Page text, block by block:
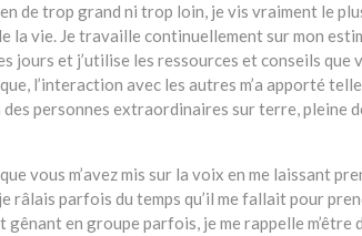
de trop grand ni trop loin, je vis vraiment le
la vie. Je travaille continuellement sur mon
jours et j’utilise les ressources et conseils que
l’interaction avec les autres m’a apporté
personnes extraordinaires sur terre, pleine
vous m’avez mis sur la voix en me laissant
râlais parfois du temps qu’il me fallait pour
gênant en groupe parfois, je me rappelle